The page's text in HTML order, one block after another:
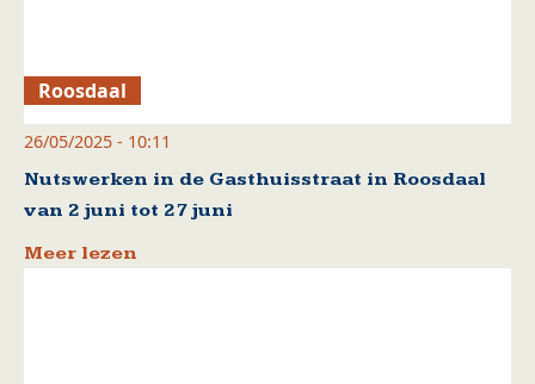
Roosdaal
26/05/2025 - 10:11
Nutswerken in de Gasthuisstraat in Roosdaal
van 2 juni tot 27 juni
Meer lezen